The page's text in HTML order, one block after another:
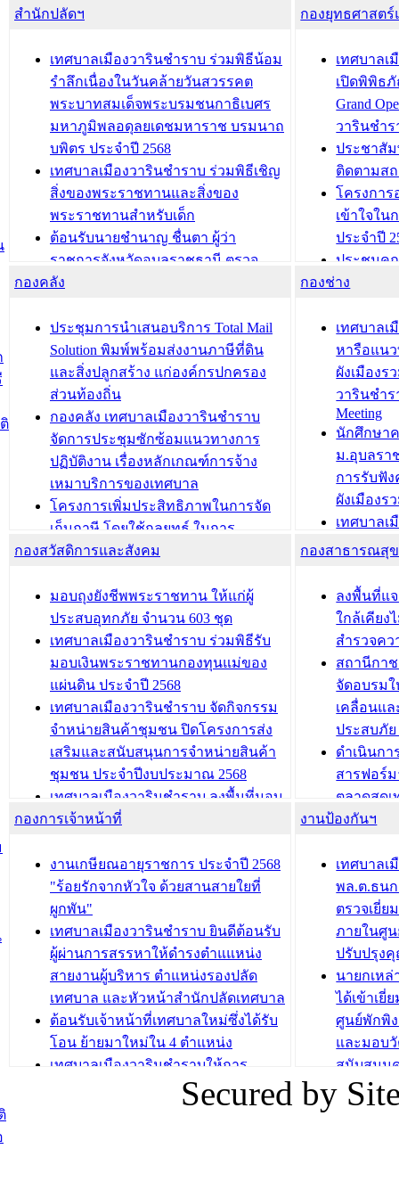
สำนักปลัดฯ
เทศบาลเมืองวารินชำราบ ร่วมพิธีน้อม
รำลึกเนื่องในวันคล้ายวันสวรรคต
พระบาทสมเด็จพระบรมชนกาธิเบศร
มหาภูมิพลอดุลยเดชมหาราช บรมนาถ
บพิตร ประจำปี 2568
เทศบาลเมืองวารินชำราบ ร่วมพิธีเชิญ
สิ่งของพระราชทานและสิ่งของ
พระราชทานสำหรับเด็ก
ต้อนรับนายชำนาญ ชื่นตา ผู้ว่า
ราชการจังหวัดอุบลราชธานี ตรวจ
ความเรียบร้อยของสถานที่ในการเตรี
องคมนตรี
สำนักทะเบียนท้องถิ่นเทศบาลเมือง
วารินชำราบ ดำเนินการมอบทะเบียน
บ้าน ทร.14 และบัตรประจำตัว
ประชาชนบุคคลประเภท 8 แก่บุคคลที่
ได้รับการเพิ่มชื่อในทะเบียนบ้าน
(ท.ร.14) กรณีคนไม่มีสัญชาติไทยได้รับ
อนุญาตให้มีถิ่นที่อยู่
ประชุมคณะกรรมการประเมินผลการ
ควบคุมภายในของ สำนัก/กอง/
โรงเรียน/ศูนย์พัฒนาเด็กเล็ก/สถานธนา
บทความ อื่นๆ ...
กองยุทธศาสต
เทศบาลเ
เปิดพิพิธภั
Grand
วารินชำร
ประชาสัม
ติดตามส
โครงกา
เข้าใจใน
ประจำปี
ประชุมค
ความเสี่ย
ประชุมที
ชีวา สร้า
ขับเคลื่อน
“เมืองแห่
บทความ อื่นๆ ...
กองคลัง
ประชุมการนำเสนอบริการ Total Mail
Solution พิมพ์พร้อมส่งงานภาษีที่ดิน
และสิ่งปลูกสร้าง แก่องค์กรปกครอง
ส่วนท้องถิ่น
กองคลัง เทศบาลเมืองวารินชำราบ
จัดการประชุมซักซ้อมแนวทางการ
ปฏิบัติงาน เรื่องหลักเกณฑ์การจ้าง
เหมาบริการของเทศบาล
โครงการเพิ่มประสิทธิภาพในการจัด
เก็บภาษี โดยใช้กลยุทธ์ ในการ
พัฒนาการจัดเก็บรายได้ ประจำปี พ.ศ.
เทศบาลเมืองวารินชำราบ ร่วมการ
ประชุมวิชาการระดับนานาชาติและ
นิทรรศการด้านนวัตกรรมท้องถิ่น 2568
และรับรางวัลทีมนักวิจัยดีเด่นจาก
นวัตกรรมโครงการทะเบียนภาษีป้าย
ประชุมผู้เช่าอาคารพาณิชย์ บริเวณ
ถนนเกษมสุขและถนนประทุมเทพภักดี
บทความ อื่นๆ ...
กองช่าง
เทศบาลเ
หารือแน
ผังเมืองร
วารินชำร
Meeting
นักศึกษา
ม.อุบลรา
การรับฟั
ผังเมืองร
เทศบาลเ
โครงการ
เทศบาล
รับฟังคว
ผังเมือง
วารินชำ
เทศบาล
ซักซ้อมแ
ประโยช
บทความ อื่นๆ ...
กองสวัสดิการและสังคม
มอบถุงยังชีพพระราชทาน ให้แก่ผู้
ประสบอุทกภัย จำนวน 603 ชุด
เทศบาลเมืองวารินชำราบ ร่วมพิธีรับ
มอบเงินพระราชทานกองทุนแม่ของ
แผ่นดิน ประจำปี 2568
เทศบาลเมืองวารินชำราบ จัดกิจกรรม
จำหน่ายสินค้าชุมชน ปิดโครงการส่ง
เสริมและสนับสนุนการจำหน่ายสินค้า
ชุมชน ประจำปีงบประมาณ 2568
เทศบาลเมืองวารินชำราบ ลงพื้นที่มอบ
น้ำดื่มแก่ผู้พักอาศัย ณ ศูนย์พักพิง
กองสวัสดิการสังคม เทศบาลเมือง
วารินชำราบ จัดโครงการอบรมอาชีพ
ระยะสั้น ประจำปี 2568 (หลักสูตรการ
ถักทอผลิตภัณฑ์จากถุงพลาสติก)
บทความ อื่นๆ ...
กองสาธารณสุ
ลงพื้นที่แ
ใกล้เคียง
สำรวจค
สถานีกา
จัดอบรม
เคลื่อนแ
ประสบภั
ดำเนินกา
สารฟอร์
ตลาดสดเ
วารินชำร
ถนนแก่เ
เด็กเล็ก
เทศบาลเ
ปรึกษาห
วัยของอ
บทความ อื่นๆ ...
กองการเจ้าหน้าที่
งานเกษียณอายุราชการ ประจำปี 2568
"ร้อยรักจากหัวใจ ด้วยสานสายใยที่
ผูกพัน"
เทศบาลเมืองวารินชำราบ ยินดีต้อนรับ
ผู้ผ่านการสรรหาให้ดำรงตำแแหน่ง
สายงานผู้บริหาร ตำแหน่งรองปลัด
เทศบาล และหัวหน้าสำนักปลัดเทศบาล
ต้อนรับเจ้าหน้าที่เทศบาลใหม่ซึ่งได้รับ
โอน ย้ายมาใหม่ใน 4 ตำแหน่ง
เทศบาลเมืองวารินชำราบให้การ
ต้อนรับพนักงานเทศบาลผู้ผ่านการ
สรรหาให้ดำรงตำแหน่งสายงานผู้
งานป้องกันฯ
เทศบาลเ
พล.ต.ธน
ตรวจเยี่ย
ภายในศู
ปรับปรุง
นายกเห
ได้เข้าเยี่
ศูนย์พักพิ
และมอบ
สนับสนุน
ภัยน้ำท่วม
ภาพบรร
Secured by